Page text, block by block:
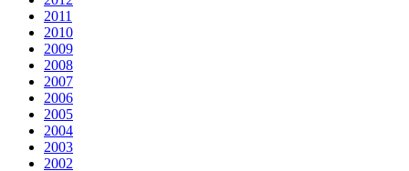
2011
2010
2009
2008
2007
2006
2005
2004
2003
2002